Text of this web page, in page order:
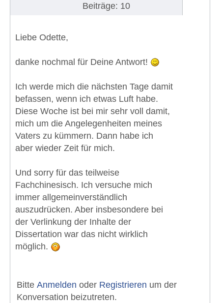
Beiträge: 10
Liebe Odette,
danke nochmal für Deine Antwort!
Ich werde mich die nächsten Tage damit
befassen, wenn ich etwas Luft habe.
Diese Woche ist bei mir sehr voll damit,
mich um die Angelegenheiten meines
Vaters zu kümmern. Dann habe ich
aber wieder Zeit für mich.
Und sorry für das teilweise
Fachchinesisch. Ich versuche mich
immer allgemeinverständlich
auszudrücken. Aber insbesondere bei
der Verlinkung der Inhalte der
Dissertation war das nicht wirklich
möglich.
Bitte Anmelden oder Registrieren um der
Konversation beizutreten.